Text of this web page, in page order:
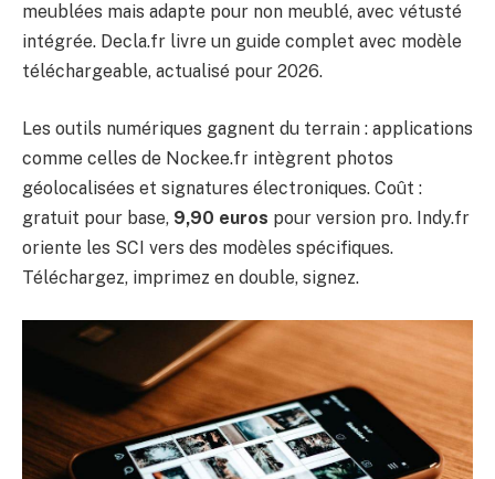
meublées mais adapte pour non meublé, avec vétusté
intégrée. Decla.fr livre un guide complet avec modèle
téléchargeable, actualisé pour 2026.
Les outils numériques gagnent du terrain : applications
comme celles de Nockee.fr intègrent photos
géolocalisées et signatures électroniques. Coût :
gratuit pour base, 9,90 euros pour version pro. Indy.fr
oriente les SCI vers des modèles spécifiques.
Téléchargez, imprimez en double, signez.